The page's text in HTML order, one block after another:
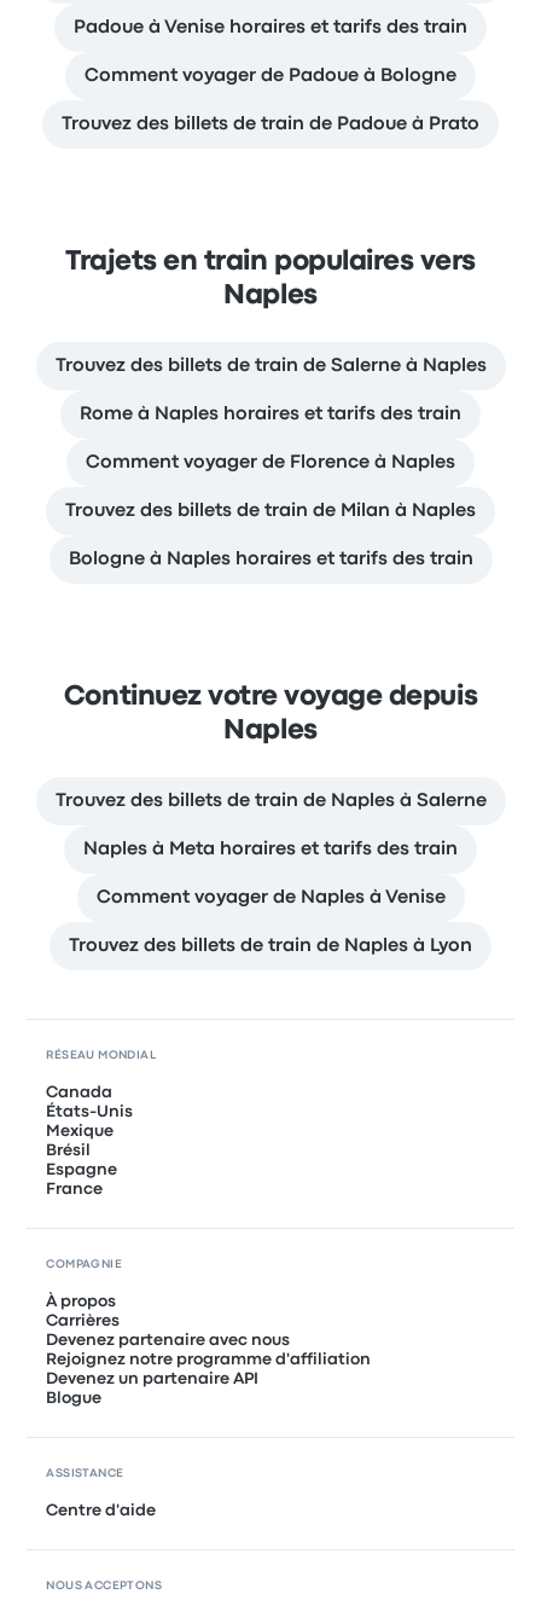
Padoue à Venise horaires et tarifs des train
Comment voyager de Padoue à Bologne
Trouvez des billets de train de Padoue à Prato
Trajets en train populaires vers
Naples
Trouvez des billets de train de Salerne à Naples
Rome à Naples horaires et tarifs des train
Comment voyager de Florence à Naples
Trouvez des billets de train de Milan à Naples
Bologne à Naples horaires et tarifs des train
Continuez votre voyage depuis
Naples
Trouvez des billets de train de Naples à Salerne
Naples à Meta horaires et tarifs des train
Comment voyager de Naples à Venise
Trouvez des billets de train de Naples à Lyon
RÉSEAU MONDIAL
Canada
États-Unis
Mexique
Brésil
Espagne
France
COMPAGNIE
À propos
Carrières
Devenez partenaire avec nous
Rejoignez notre programme d'affiliation
Devenez un partenaire API
Blogue
ASSISTANCE
Centre d'aide
NOUS ACCEPTONS